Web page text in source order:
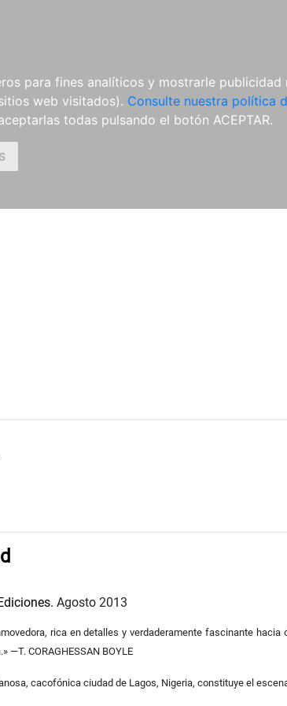
para fines analíticos y mostrarle
web visitados). Consulte nuestra política
todas pulsando el botón ACEPTAR.
Agosto 2013
rica en detalles y verdaderamente fascinante
—T. CORAGHESSAN BOYLE
cacofónica ciudad de Lagos, Nigeria, constituye el